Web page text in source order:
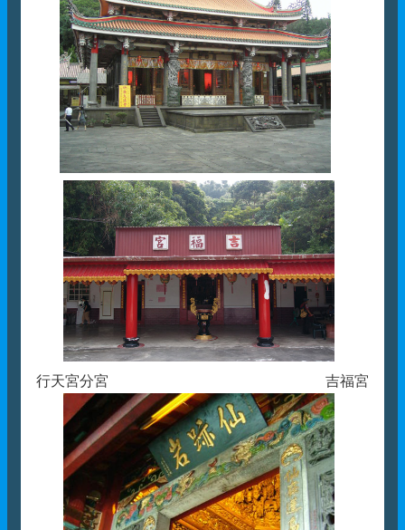
行天宮分宮 吉福宮